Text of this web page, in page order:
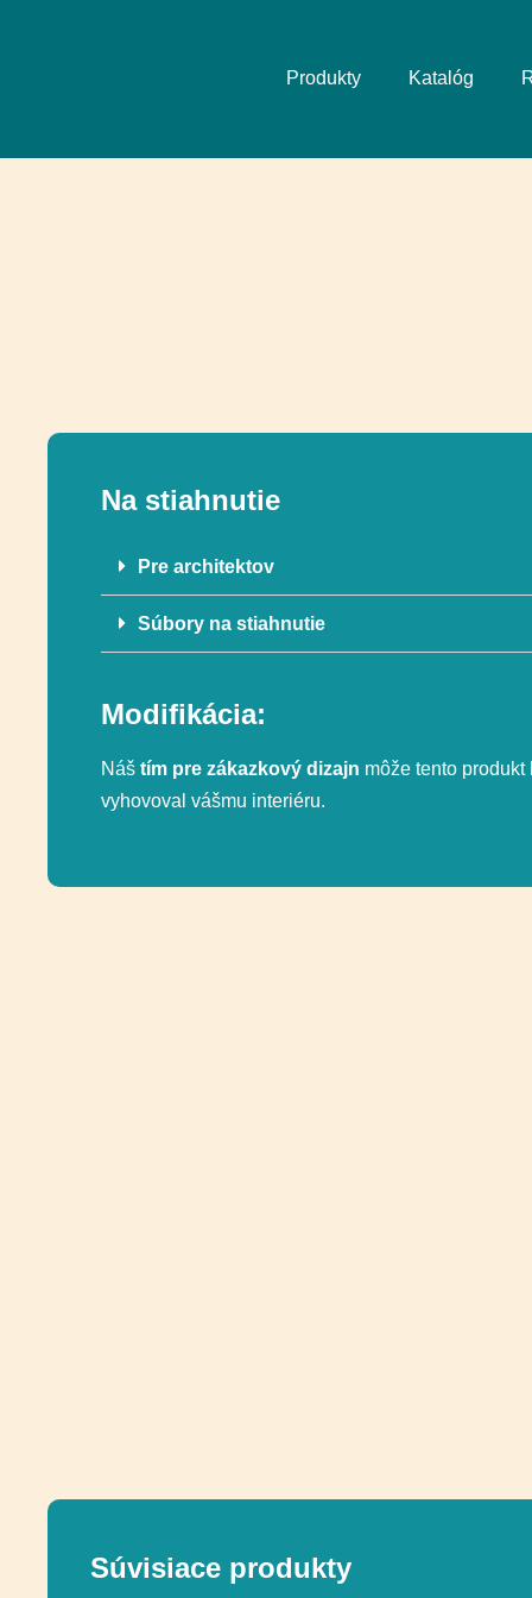
Produkty Katalóg
Na stiahnutie
Pre architektov
Súbory na stiahnutie
Modifikácia:
Náš tím pre zákazkový dizajn môže tento
vyhovoval vášmu interiéru.
Súvisiace produkty